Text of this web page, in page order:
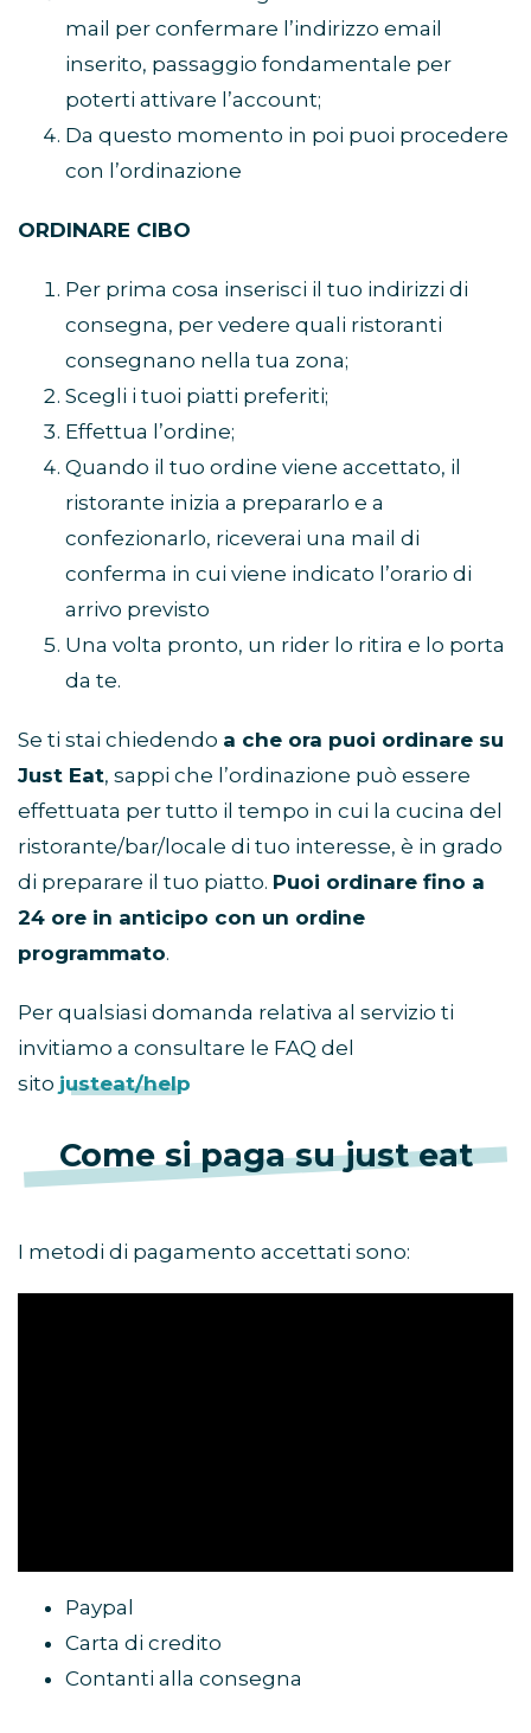
mail per confermare l’indirizzo email
inserito, passaggio fondamentale per
poterti attivare l’account;
Da questo momento in poi puoi procedere
con l’ordinazione
ORDINARE CIBO
Per prima cosa inserisci il tuo indirizzi di
consegna, per vedere quali ristoranti
consegnano nella tua zona;
Scegli i tuoi piatti preferiti;
Effettua l’ordine;
Quando il tuo ordine viene accettato, il
ristorante inizia a prepararlo e a
confezionarlo, riceverai una mail di
conferma in cui viene indicato l’orario di
arrivo previsto
Una volta pronto, un rider lo ritira e lo porta
da te.
Se ti stai chiedendo a che ora puoi ordinare su
Just Eat, sappi che l’ordinazione può essere
effettuata per tutto il tempo in cui la cucina del
ristorante/bar/locale di tuo interesse, è in grado
di preparare il tuo piatto. Puoi ordinare fino a
24 ore in anticipo con un ordine
programmato.
Per qualsiasi domanda relativa al servizio ti
invitiamo a consultare le FAQ del
sito justeat/help
Come si paga su just eat
I metodi di pagamento accettati sono:
Paypal
Carta di credito
Contanti alla consegna